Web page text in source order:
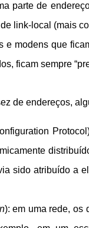
parte de
link-local (mais
e modens que
ficam sempre
de endereços,
sido atribuído a
): em uma rede, os